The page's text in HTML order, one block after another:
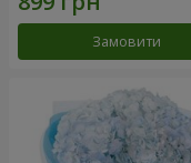
Замовити